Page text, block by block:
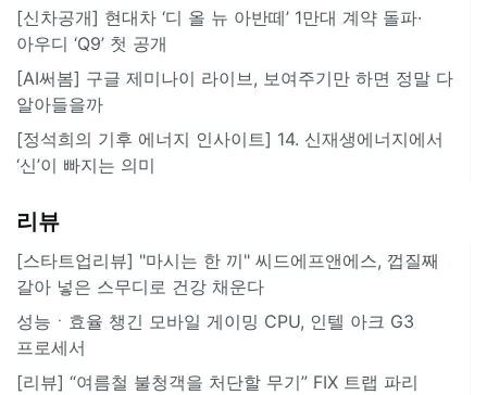
[신차공개] 현대차 ‘디 올 뉴 아반떼’ 1만대 계약 돌파·
아우디 ‘Q9’ 첫 공개
[AI써봄] 구글 제미나이 라이브, 보여주기만 하면 정말 다
알아들을까
[정석희의 기후 에너지 인사이트] 14. 신재생에너지에서
‘신’이 빠지는 의미
리뷰
[스타트업리뷰] "마시는 한 끼" 씨드에프앤에스, 껍질째
갈아 넣은 스무디로 건강 채운다
성능ㆍ효율 챙긴 모바일 게이밍 CPU, 인텔 아크 G3
프로세서
[리뷰] “여름철 불청객을 처단할 무기” FIX 트랩 파리